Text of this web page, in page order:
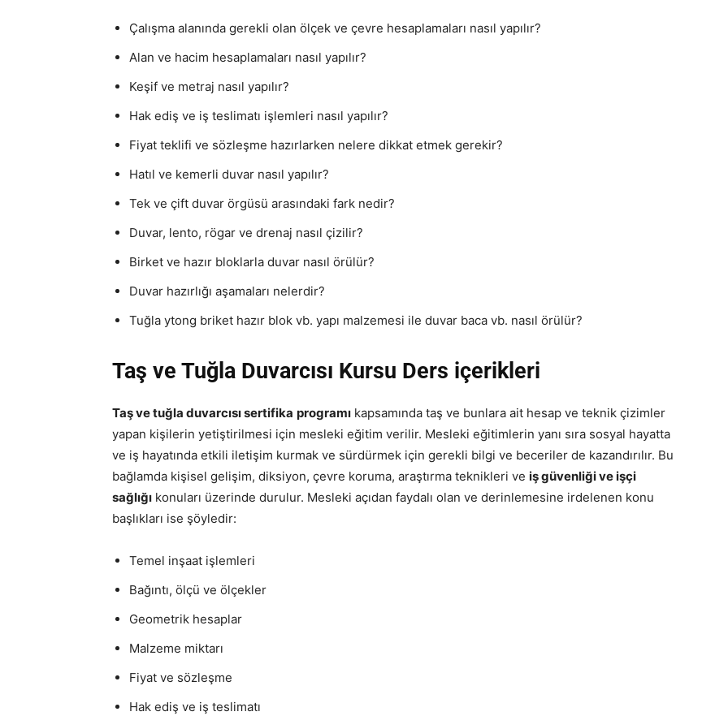
Çalışma alanında gerekli olan ölçek ve çevre hesaplamaları nasıl yapılır?
Alan ve hacim hesaplamaları nasıl yapılır?
Keşif ve metraj nasıl yapılır?
Hak ediş ve iş teslimatı işlemleri nasıl yapılır?
Fiyat teklifi ve sözleşme hazırlarken nelere dikkat etmek gerekir?
Hatıl ve kemerli duvar nasıl yapılır?
Tek ve çift duvar örgüsü arasındaki fark nedir?
Duvar, lento, rögar ve drenaj nasıl çizilir?
Birket ve hazır bloklarla duvar nasıl örülür?
Duvar hazırlığı aşamaları nelerdir?
Tuğla ytong briket hazır blok vb. yapı malzemesi ile duvar baca vb. nasıl örülür?
Taş ve Tuğla Duvarcısı Kursu Ders içerikleri
Taş ve tuğla duvarcısı sertifika programı kapsamında taş ve bunlara ait hesap ve teknik çizimler
yapan kişilerin yetiştirilmesi için mesleki eğitim verilir. Mesleki eğitimlerin yanı sıra sosyal hayatta
ve iş hayatında etkili iletişim kurmak ve sürdürmek için gerekli bilgi ve beceriler de kazandırılır. Bu
bağlamda kişisel gelişim, diksiyon, çevre koruma, araştırma teknikleri ve iş güvenliği ve işçi
sağlığı konuları üzerinde durulur. Mesleki açıdan faydalı olan ve derinlemesine irdelenen konu
başlıkları ise şöyledir:
Temel inşaat işlemleri
Bağıntı, ölçü ve ölçekler
Geometrik hesaplar
Malzeme miktarı
Fiyat ve sözleşme
Hak ediş ve iş teslimatı